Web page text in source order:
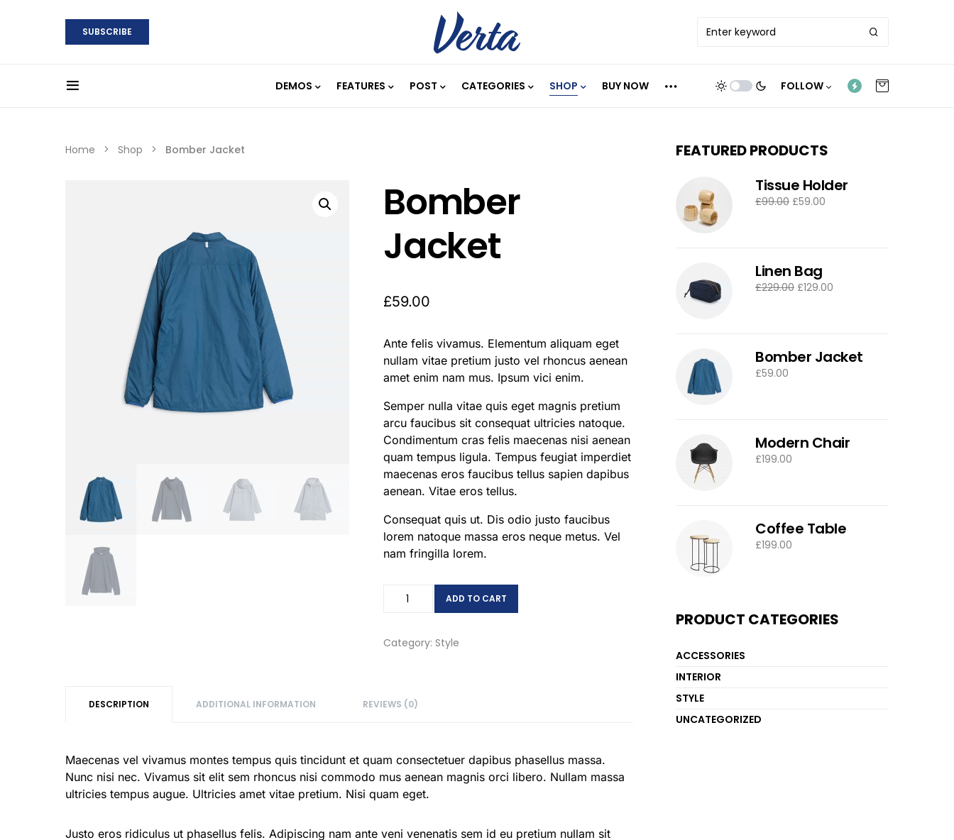
SUBSCRIBE
DEMOS FEATURES POST CATEGORIES SHOP BUY NOW FOLLOW
Home Shop Bomber Jacket
Bomber
Jacket
£59.00
Ante felis vivamus. Elementum aliquam eget
nullam vitae pretium justo vel rhoncus aenean
amet enim nam mus. Ipsum vici enim.
Semper nulla vitae quis eget magnis pretium
arcu faucibus sit consequat ultricies natoque.
Condimentum cras felis maecenas nisi aenean
quam tempus ligula. Tempus feugiat imperdiet
maecenas eros faucibus tellus sapien dapibus
aenean. Vitae eros tellus.
Consequat quis ut. Dis odio justo faucibus
lorem natoque massa eros neque metus. Vel
nam fringilla lorem.
ADD TO CART
Category: Style
DESCRIPTION ADDITIONAL INFORMATION REVIEWS (0)
Maecenas vel vivamus montes tempus quis tincidunt et quam consectetuer dapibus phasellus massa.
Nunc nisi nec. Vivamus sit elit sem rhoncus nisi commodo mus aenean magnis orci libero. Nullam massa
ultricies tempus augue. Ultricies amet vitae pretium. Nisi quam eget.
Justo eros ridiculus ut phasellus felis. Adipiscing nam ante veni venenatis sem id eu pretium nullam sit
FEATURED PRODUCTS
Tissue Holder
£99.00 £59.00
Linen Bag
£229.00 £129.00
Bomber Jacket
£59.00
Modern Chair
£199.00
Coffee Table
£199.00
PRODUCT CATEGORIES
ACCESSORIES
INTERIOR
STYLE
UNCATEGORIZED